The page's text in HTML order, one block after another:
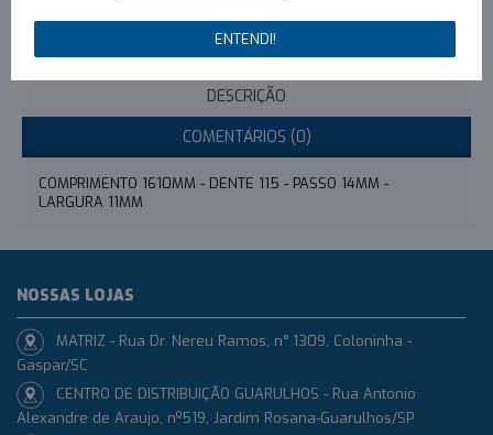
Escreva um comentário
DESCRIÇÃO
COMENTÁRIOS (0)
COMPRIMENTO 1610MM - DENTE 115 - PASSO 14MM -
LARGURA 11MM
ENTENDI!
NOSSAS LOJAS
MATRIZ - Rua Dr. Nereu Ramos, n° 1309, Coloninha -
Gaspar/SC
CENTRO DE DISTRIBUIÇÃO GUARULHOS - Rua Antonio
Alexandre de Araujo, nº519, Jardim Rosana-Guarulhos/SP